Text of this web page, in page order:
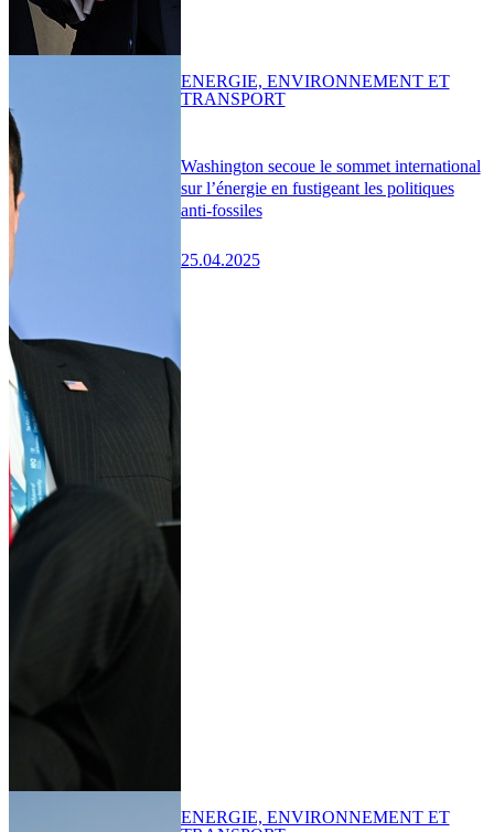
Washington secoue le sommet international
sur l’énergie en fustigeant les politiques
anti-fossiles
25.04.2025
ENERGIE, ENVIRONNEMENT ET
TRANSPORT
ENERGIE, ENVIRONNEMENT ET